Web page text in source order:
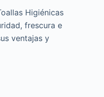
Higiénicas
frescura e
ventajas y